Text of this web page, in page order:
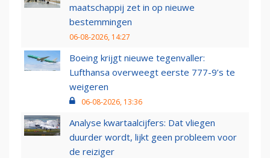
maatschappij zet in op nieuwe
bestemmingen
06-08-2026, 14:27
Boeing krijgt nieuwe tegenvaller:
Lufthansa overweegt eerste 777-9’s te
weigeren
06-08-2026, 13:36
Analyse kwartaalcijfers: Dat vliegen
duurder wordt, lijkt geen probleem voor
de reiziger